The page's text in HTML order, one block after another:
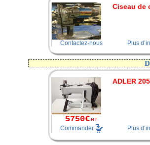
Ciseau de
Contactez-nous Plus
ADLER
5750€HT
Commander Plus